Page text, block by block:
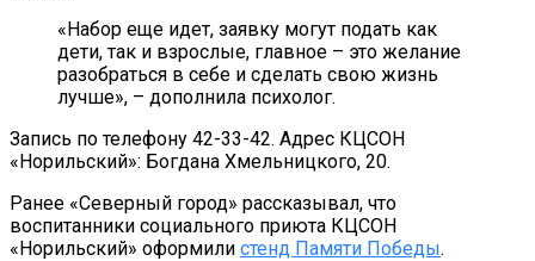
«Набор еще идет, заявку могут подать как
дети, так и взрослые, главное – это желание
разобраться в себе и сделать свою жизнь
лучше», – дополнила психолог.
Запись по телефону 42-33-42. Адрес КЦСОН
«Норильский»: Богдана Хмельницкого, 20.
Ранее «Северный город» рассказывал, что
воспитанники социального приюта КЦСОН
«Норильский» оформили стенд Памяти Победы.